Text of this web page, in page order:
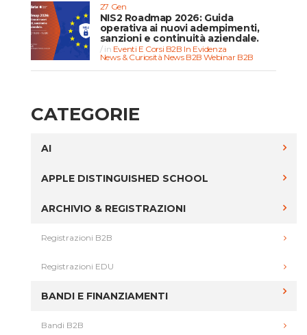
27 Gen
NIS2 Roadmap 2026: Guida
operativa ai nuovi adempimenti,
sanzioni e continuità aziendale.
in Eventi E Corsi B2B In Evidenza
News & Curiosità News B2B Webinar B2B
CATEGORIE
AI
APPLE DISTINGUISHED SCHOOL
ARCHIVIO & REGISTRAZIONI
Registrazioni B2B
Registrazioni EDU
BANDI E FINANZIAMENTI
Bandi B2B